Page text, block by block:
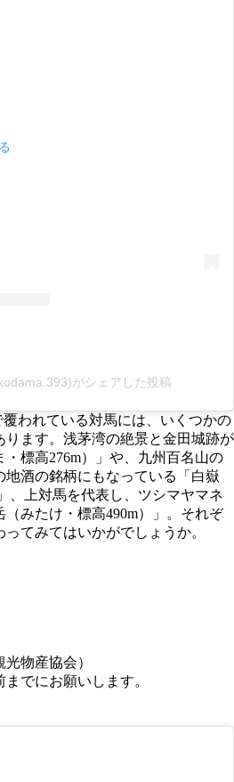
がシェアした投稿
われている対馬には、いくつかの
ります。浅茅湾の絶景と金田城跡が
標高276m）」や、九州百名山の
酒の銘柄にもなっている「白嶽
、上対馬を代表し、ツシマヤマネ
みたけ・標高490m）」。それぞ
てみてはいかがでしょうか。
光物産協会）
でにお願いします。